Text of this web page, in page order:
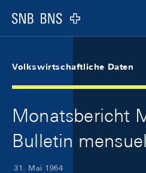
Logo
Volkswirtschaftliche Daten
Monatsbericht
Bulletin
31. Mai 1964